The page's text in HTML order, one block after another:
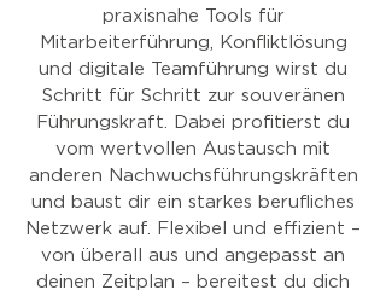
praxisnahe Tools für
Mitarbeiterführung, Konfliktlösung
und digitale Teamführung wirst du
Schritt für Schritt zur souveränen
Führungskraft. Dabei profitierst du
vom wertvollen Austausch mit
anderen Nachwuchsführungskräften
und baust dir ein starkes berufliches
Netzwerk auf. Flexibel und effizient –
von überall aus und angepasst an
deinen Zeitplan – bereitest du dich